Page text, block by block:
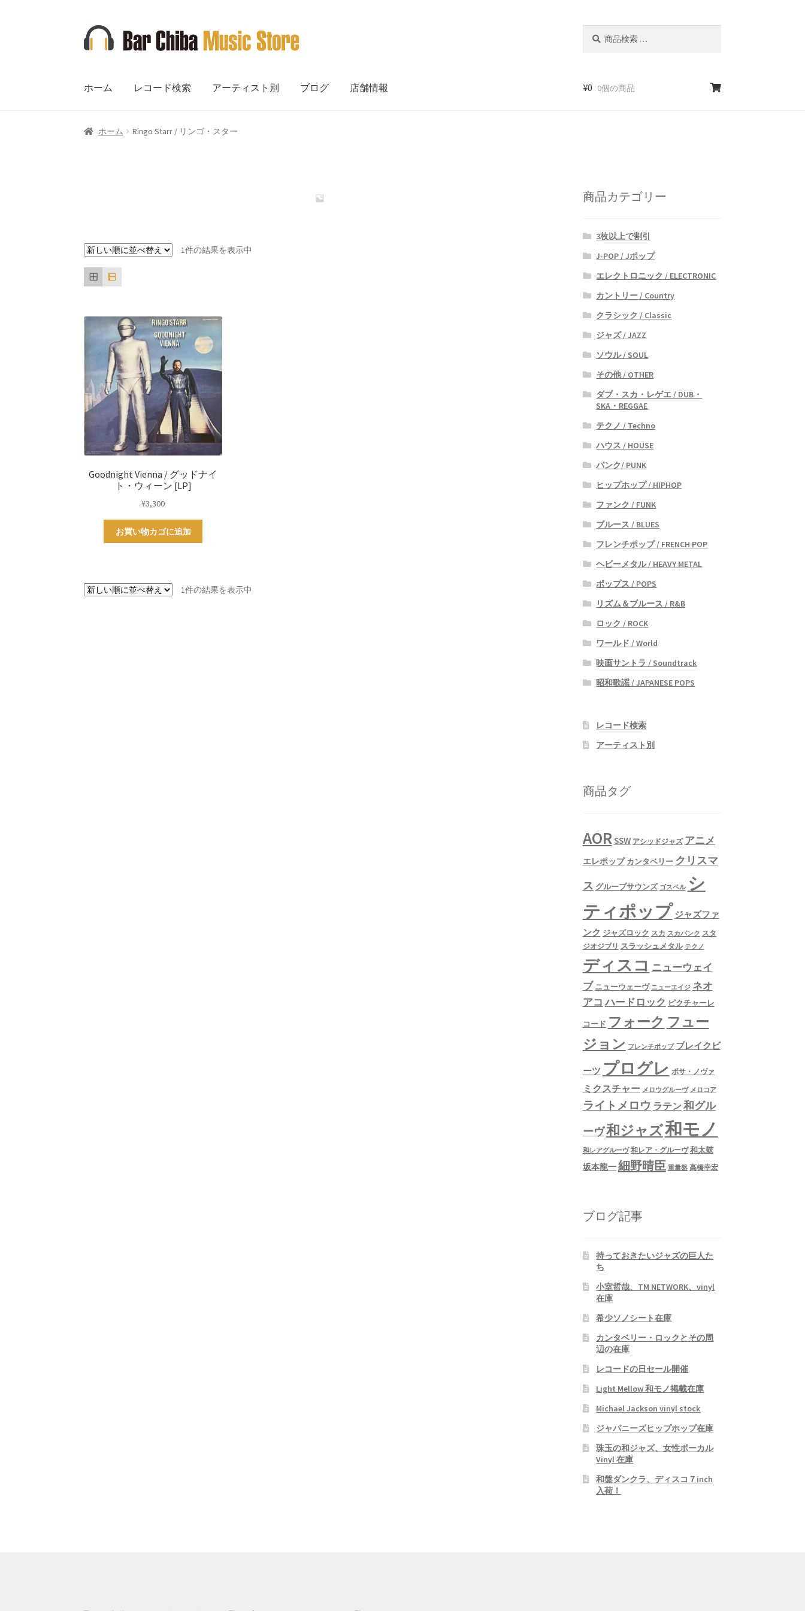
ナ
ビ
シ
へ
コ
ン
ツ
キ
ホーム レコード検索 アーティスト別 ブログ 店舗情報 ¥0 0個の商品
ホーム Ringo Starr / リンゴ・スター
1件の結果を表示中
Goodnight Vienna / グッドナイ
ト・ウィーン [LP]
¥3,300
お買い物カゴに追加
1件の結果を表示中
商品カテゴリー
3枚以上で割引
J-POP / Jポップ
エレクトロニック / ELECTRONIC
カントリー / Country
クラシック / Classic
ジャズ / JAZZ
ソウル / SOUL
その他 / OTHER
ダブ・スカ・レゲエ / DUB・
SKA・REGGAE
テクノ / Techno
ハウス / HOUSE
パンク/ PUNK
ヒップホップ / HIPHOP
ファンク / FUNK
ブルース / BLUES
フレンチポップ / FRENCH POP
ヘビーメタル / HEAVY METAL
ポップス / POPS
リズム＆ブルース / R&B
ロック / ROCK
ワールド / World
映画サントラ / Soundtrack
昭和歌謡 / JAPANESE POPS
レコード検索
アーティスト別
商品タグ
AORSSW アシッドジャズ アニメ
エレポップ カンタベリー クリスマ
ス グループサウンズ ゴスペル シ
ティポップ ジャズファ
ンク ジャズロック スカ スカパンク スタ
ジオジブリ スラッシュメタル テクノ
ディスコ ニューウェイ
ブ ニューウェーヴ ニューエイジ ネオ
アコ ハードロック ピクチャーレ
コード フォーク フュー
ジョン フレンチポップ ブレイクビ
ーツ プログレ ボサ・ノヴァ
ミクスチャー メロウグルーヴ メロコア
ライトメロウ ラテン 和グル
ーヴ和ジャズ和モノ
和レアグルーヴ 和レア・グルーヴ 和太鼓
坂本龍一細野晴臣 重量盤 高橋幸宏
ブログ記事
持っておきたいジャズの巨人た
ち
小室哲哉、TM NETWORK、vinyl
在庫
希少ソノシート在庫
カンタベリー・ロックとその周
辺の在庫
レコードの日セール開催
Light Mellow 和モノ掲載在庫
Michael Jackson vinyl stock
ジャパニーズヒップホップ在庫
珠玉の和ジャズ、女性ボーカル
Vinyl 在庫
和盤ダンクラ、ディスコ７inch
入荷！